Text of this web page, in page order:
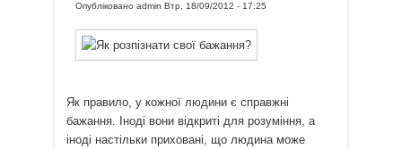
Опублікованоadmin Втр, 18/09/2012 - 17:25
Як правило, у кожної людини є справжні
бажання. Іноді вони відкриті для розуміння, а
іноді настільки приховані, що людина може